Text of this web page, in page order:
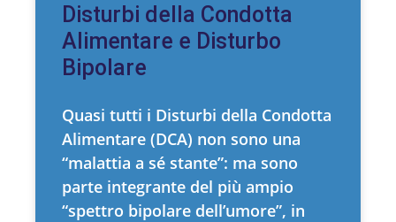
Disturbi della Condotta
Alimentare e Disturbo
Bipolare
Quasi tutti i Disturbi della Condotta
Alimentare (DCA) non sono una
“malattia a sé stante”: ma sono
parte integrante del più ampio
“spettro bipolare dell’umore”, in